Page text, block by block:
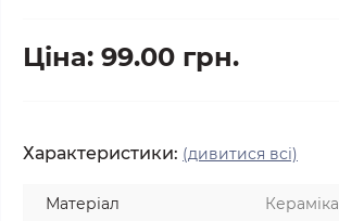
Ціна: 99.00 грн.
Характеристики: (дивитися всі)
Матеріал
Кераміка